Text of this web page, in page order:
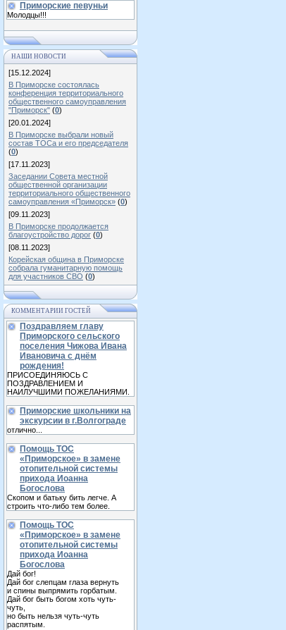
Приморские певуньи
Молодцы!!!
НАШИ НОВОСТИ
[15.12.2024]
В Приморске состоялась
конференция территориального
общественного самоуправления
"Приморск" (0)
[20.01.2024]
В Приморске выбрали новый
состав ТОСа и его председателя
(0)
[17.11.2023]
Заседании Совета местной
общественной организации
территориального общественного
самоуправления «Приморск» (0)
[09.11.2023]
В Приморске продолжается
благоустройство дорог (0)
[08.11.2023]
Корейская община в Приморске
собрала гуманитарную помощь
для участников СВО (0)
КОММЕНТАРИИ ГОСТЕЙ
Поздравляем главу
Приморского сельского
поселения Чижова Ивана
Ивановича с днём
рождения!
ПРИСОЕДИНЯЮСЬ С
ПОЗДРАВЛЕНИЕМ И
НАИЛУЧШИМИ ПОЖЕЛАНИЯМИ.
Приморские школьники на
экскурсии в г.Волгограде
отлично...
Помощь ТОС
«Приморское» в замене
отопительной системы
прихода Иоанна
Богослова
Скопом и батьку бить легче. А
строить что-либо тем более.
Помощь ТОС
«Приморское» в замене
отопительной системы
прихода Иоанна
Богослова
Дай бог!
Дай бог слепцам глаза вернуть
и спины выпрямить горбатым.
Дай бог быть богом хоть чуть-
чуть,
но быть нельзя чуть-чуть
распятым.